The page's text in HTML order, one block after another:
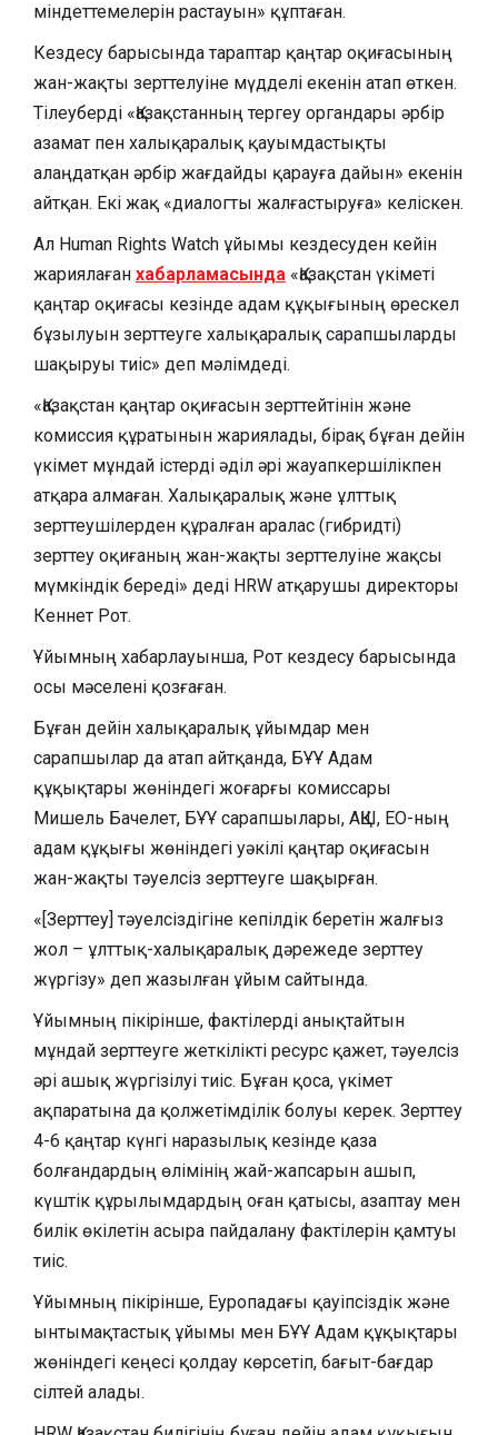
міндеттемелерін растауын» құптаған.
Кездесу барысында тараптар қаңтар оқиғасының
жан-жақты зерттелуіне мүдделі екенін атап өткен.
Тілеуберді «Қазақстанның тергеу органдары әрбір
азамат пен халықаралық қауымдастықты
алаңдатқан әрбір жағдайды қарауға дайын» екенін
айтқан. Екі жақ «диалогты жалғастыруға» келіскен.
Ал Human Rights Watch ұйымы кездесуден кейін
жариялаған хабарламасында «Қазақстан үкіметі
қаңтар оқиғасы кезінде адам құқығының өрескел
бұзылуын зерттеуге халықаралық сарапшыларды
шақыруы тиіс» деп мәлімдеді.
«Қазақстан қаңтар оқиғасын зерттейтінін және
комиссия құратынын жариялады, бірақ бұған дейін
үкімет мұндай істерді әділ әрі жауапкершілікпен
атқара алмаған. Халықаралық және ұлттық
зерттеушілерден құралған аралас (гибридті)
зерттеу оқиғаның жан-жақты зерттелуіне жақсы
мүмкіндік береді» деді HRW атқарушы директоры
Кеннет Рот.
Ұйымның хабарлауынша, Рот кездесу барысында
осы мәселені қозғаған.
Бұған дейін халықаралық ұйымдар мен
сарапшылар да атап айтқанда, БҰҰ Адам
құқықтары жөніндегі жоғарғы комиссары
Мишель Бачелет, БҰҰ сарапшылары, АҚШ, ЕО-ның
адам құқығы жөніндегі уәкілі қаңтар оқиғасын
жан-жақты тәуелсіз зерттеуге шақырған.
«[Зерттеу] тәуелсіздігіне кепілдік беретін жалғыз
жол – ұлттық-халықаралық дәрежеде зерттеу
жүргізу» деп жазылған ұйым сайтында.
Ұйымның пікірінше, фактілерді анықтайтын
мұндай зерттеуге жеткілікті ресурс қажет, тәуелсіз
әрі ашық жүргізілуі тиіс. Бұған қоса, үкімет
ақпаратына да қолжетімділік болуы керек. Зерттеу
4-6 қаңтар күнгі наразылық кезінде қаза
болғандардың өлімінің жай-жапсарын ашып,
күштік құрылымдардың оған қатысы, азаптау мен
билік өкілетін асыра пайдалану фактілерін қамтуы
тиіс.
Ұйымның пікірінше, Еуропадағы қауіпсіздік және
ынтымақтастық ұйымы мен БҰҰ Адам құқықтары
жөніндегі кеңесі қолдау көрсетіп, бағыт-бағдар
сілтей алады.